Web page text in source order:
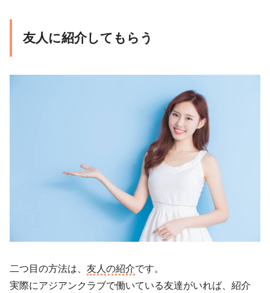
友人に紹介してもらう
二つ目の方法は、 友人の紹介です。
実際にアジアンクラブで働いている友達がいれば、紹介